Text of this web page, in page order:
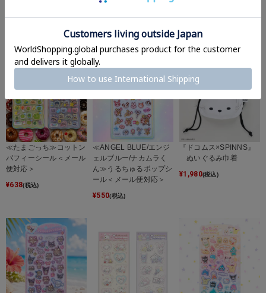
≪たまごっち≫コットン
パフィーシール＜メール
便対応＞
¥638(税込)
≪ANGEL BLUE/エンジ
ェルブルー/ナカムラく
ん≫うるちゅるポップシ
ール＜メール便対応＞
¥550(税込)
『ドコムス×SPINNS』
ぬいぐるみ巾着
¥1,980(税込)